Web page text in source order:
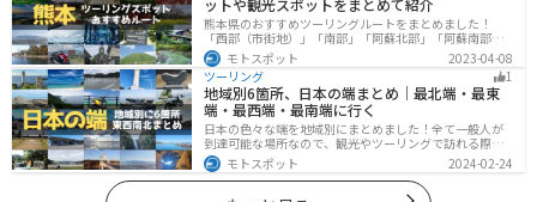
ットや観光スポットをまとめて紹介
熊本県のおすすめツーリングルートをまとめました！
「西部（市街地）」「南部」「阿蘇北部」「阿蘇南部」
の4つのルート紹介します。阿蘇山や天草諸島をはじめと
した豊かな自然や、熊本城や水前寺成趣園など歴史ある
観光スポットが多数あり、様々な楽しみ方ができます。
バイクで熊本県にツーリングに行く際は参考にしてくだ
さい。
モトスポット
2023-04-08
ツーリング
1
地域別6箇所、日本の端まとめ｜最北端・最東
端・最西端・最南端に行く
日本の色々な端を地域別にまとめました！全て一般人が
到達可能な場所なので、観光やツーリングで訪れる際の
参考にしてください。
モトスポット 2024-02-24